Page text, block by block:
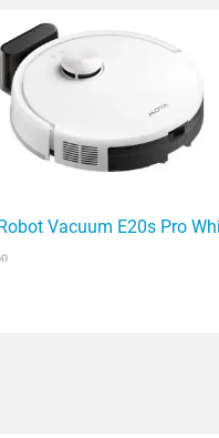
ინოვაციურ
Vacuum E20s Pro